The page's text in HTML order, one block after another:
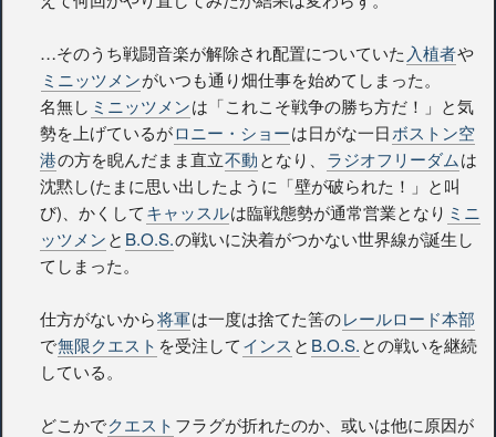
…そのうち戦闘音楽が解除され配置についていた 入植者や
ミニッツメンがいつも通り畑仕事を始めてしまった。
名無し ミニッツメンは「これこそ戦争の勝ち方だ！」と気
勢を上げているがロニー・ショーは日がな一日ボストン空
港の方を睨んだまま直立不動となり、 ラジオフリーダムは
沈黙し(たまに思い出したように「壁が破られた！」と叫
び)、かくしてキャッスルは臨戦態勢が通常営業となり ミニ
ッツメンと B.O.S.の戦いに決着がつかない世界線が誕生し
てしまった。
仕方がないから将軍は一度は捨てた筈のレールロード本部
で無限クエスト を受注してインス と B.O.S.との戦いを継続
している。
どこかでクエスト フラグが折れたのか、或いは他に原因が